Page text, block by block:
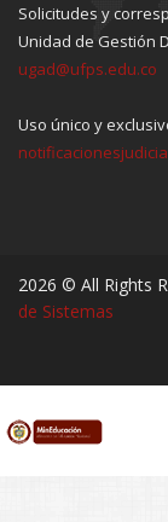
Solicitudes y
Unidad de Gestión
ugad@ufps.edu.co
Uso único y
2026 © All Rights
de Sistemas